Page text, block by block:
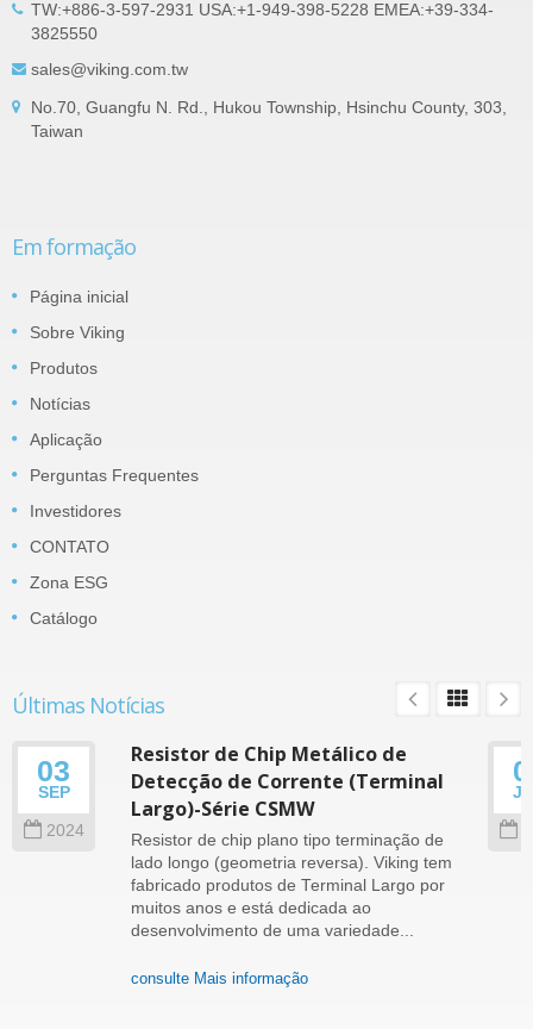
TW:+886-3-597-2931 USA:+1-949-398-5228 EMEA:+39-334-
3825550
sales@viking.com.tw
No.70, Guangfu N. Rd., Hukou Township, Hsinchu County, 303,
Taiwan
Em formação
Página inicial
Sobre Viking
Produtos
Notícias
Aplicação
Perguntas Frequentes
Investidores
CONTATO
Zona ESG
Catálogo
Últimas Notícias
03
SEP
2024
Resistor de Chip Metálico de
Detecção de Corrente (Terminal
Largo)-Série CSMW
Resistor de chip plano tipo terminação de
lado longo (geometria reversa). Viking tem
fabricado produtos de Terminal Largo por
muitos anos e está dedicada ao
desenvolvimento de uma variedade...
consulte Mais informação